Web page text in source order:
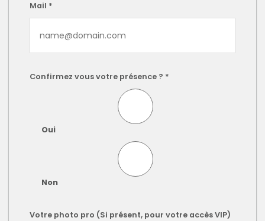
Mail *
Confirmez vous votre présence ? *
Oui
Non
Votre photo pro (Si présent, pour votre accès VIP)